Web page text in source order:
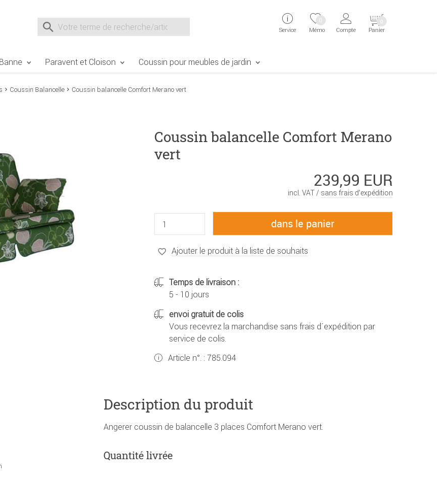
Suche nach
Service Mémo
0
Compte Panier
0
Paravent et Cloison Coussin pour meubles de jardin
Coussin Balancelle Coussin balancelle Comfort Merano vert
Coussin balancelle Comfort Merano
vert
239,99 EUR
incl. VAT / sans frais d’expédition
Ajouter le produit à la liste de souhaits
Temps de livraison :
5 - 10 jours
envoi gratuit de colis
Vous recevrez la marchandise sans frais d´expédition par
service de colis.
Article n°. : 785.094
Description du produit
Angerer coussin de balancelle 3 places Comfort Merano vert.
Quantité livrée